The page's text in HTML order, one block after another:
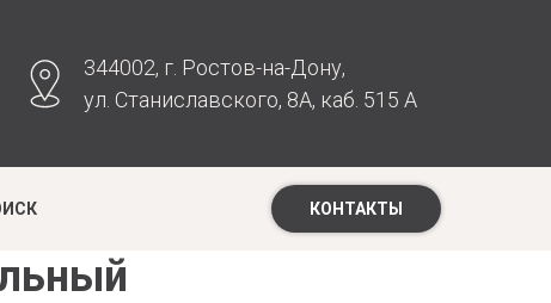
344002, г. Ростов-на-Дону,
ул. Станиславского, 8А, каб. 515 А
КОНТАКТЫ